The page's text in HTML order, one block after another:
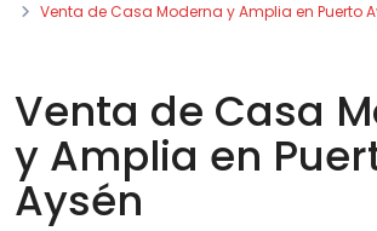
Venta de Casa Moderna y Amplia en Puerto
Venta de Casa
y Amplia en
Aysén